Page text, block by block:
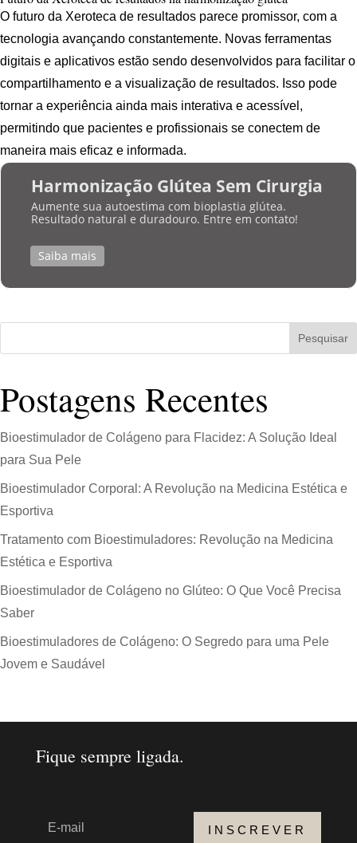
O futuro da Xeroteca de resultados parece promissor, com a
tecnologia avançando constantemente. Novas ferramentas
digitais e aplicativos estão sendo desenvolvidos para facilitar o
compartilhamento e a visualização de resultados. Isso pode
tornar a experiência ainda mais interativa e acessível,
permitindo que pacientes e profissionais se conectem de
maneira mais eficaz e informada.
Harmonização Glútea Sem Cirurgia
Aumente sua autoestima com bioplastia glútea.
Resultado natural e duradouro. Entre em contato!
Saiba mais
Pesquisar
Postagens Recentes
Bioestimulador de Colágeno para Flacidez: A Solução Ideal
para Sua Pele
Bioestimulador Corporal: A Revolução na Medicina Estética e
Esportiva
Tratamento com Bioestimuladores: Revolução na Medicina
Estética e Esportiva
Bioestimulador de Colágeno no Glúteo: O Que Você Precisa
Saber
Bioestimuladores de Colágeno: O Segredo para uma Pele
Jovem e Saudável
Fique sempre ligada.
INSCREVER